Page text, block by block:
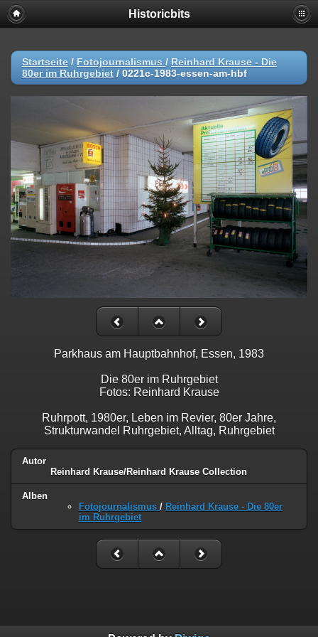
Historicbits
Startseite / Fotojournalismus / Reinhard Krause - Die
80er im Ruhrgebiet / 0221c-1983-essen-am-hbf
Parkhaus am Hauptbahnhof, Essen, 1983
Die 80er im Ruhrgebiet
Fotos: Reinhard Krause
Ruhrpott, 1980er, Leben im Revier, 80er Jahre,
Strukturwandel Ruhrgebiet, Alltag, Ruhrgebiet
Autor
Reinhard Krause/Reinhard Krause Collection
Alben
Fotojournalismus / Reinhard Krause - Die 80er
im Ruhrgebiet